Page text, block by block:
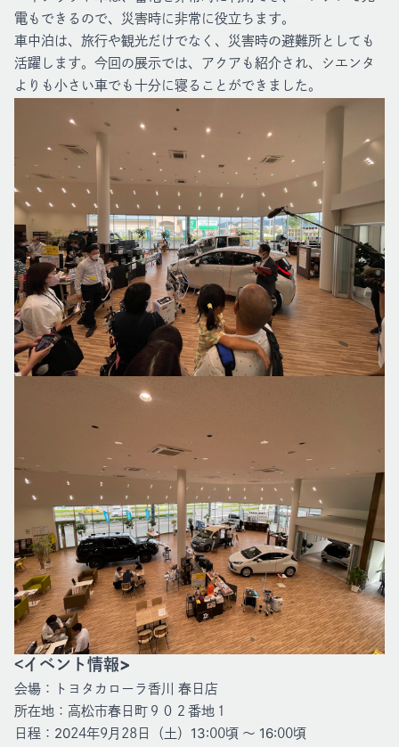
電もできるので、災害時に非常に役立ちます。
車中泊は、旅行や観光だけでなく、災害時の避難所としても
活躍します。今回の展示では、アクアも紹介され、シエンタ
よりも小さい車でも十分に寝ることができました。
<イベント情報>
会場：トヨタカローラ香川 春日店
所在地：高松市春日町９０２番地１
日程：2024年9月28日（土）13:00頃 〜 16:00頃